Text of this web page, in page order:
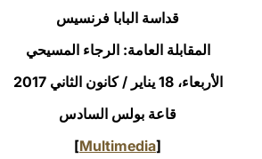
قداسة البابا فرنسيس
المقابلة العامة: الرجاء المسيحي
الأربعاء، 18 يناير / كانون الثاني 2017‏
قاعة بولس السادس
[
Multimedia
]